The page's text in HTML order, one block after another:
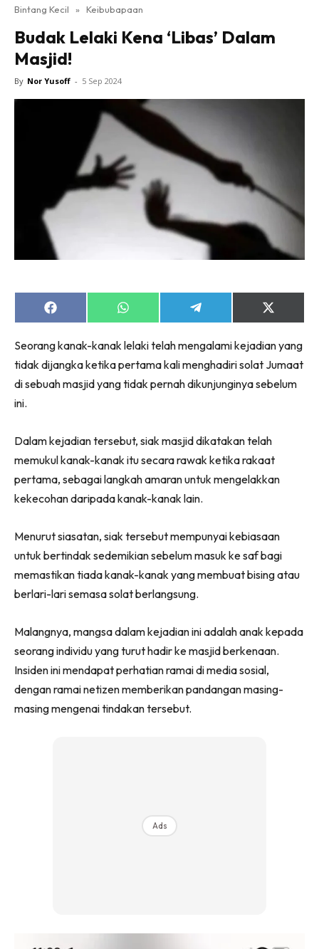
Bintang Kecil » Keibubapaan
Budak Lelaki Kena ‘Libas’ Dalam
Masjid!
By Nor Yusoff - 5 Sep 2024
Share
on
Share
on
Share
on
Share
on
(Twitter)
Seorang kanak-kanak lelaki telah mengalami kejadian yang
tidak dijangka ketika pertama kali menghadiri solat Jumaat
di sebuah masjid yang tidak pernah dikunjunginya sebelum
ini.
Dalam kejadian tersebut, siak masjid dikatakan telah
memukul kanak-kanak itu secara rawak ketika rakaat
pertama, sebagai langkah amaran untuk mengelakkan
kekecohan daripada kanak-kanak lain.
Menurut siasatan, siak tersebut mempunyai kebiasaan
untuk bertindak sedemikian sebelum masuk ke saf bagi
memastikan tiada kanak-kanak yang membuat bising atau
berlari-lari semasa solat berlangsung.
Malangnya, mangsa dalam kejadian ini adalah anak kepada
seorang individu yang turut hadir ke masjid berkenaan.
Insiden ini mendapat perhatian ramai di media sosial,
dengan ramai netizen memberikan pandangan masing-
masing mengenai tindakan tersebut.
Ads